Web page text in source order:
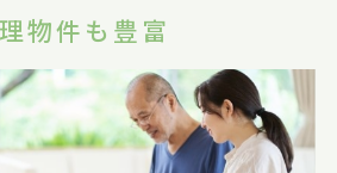
物件も豊富